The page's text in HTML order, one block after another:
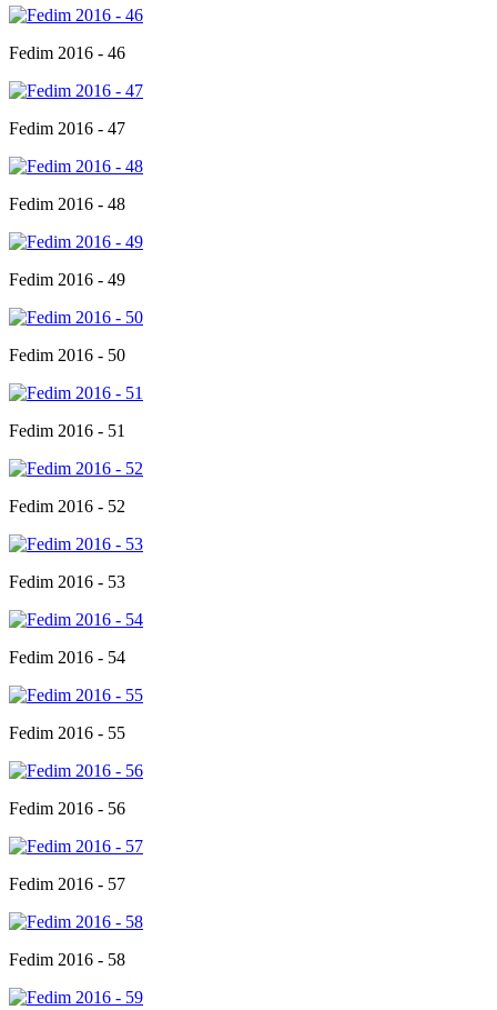
Fedim 2016 - 46
Fedim 2016 - 47
Fedim 2016 - 48
Fedim 2016 - 49
Fedim 2016 - 50
Fedim 2016 - 51
Fedim 2016 - 52
Fedim 2016 - 53
Fedim 2016 - 54
Fedim 2016 - 55
Fedim 2016 - 56
Fedim 2016 - 57
Fedim 2016 - 58